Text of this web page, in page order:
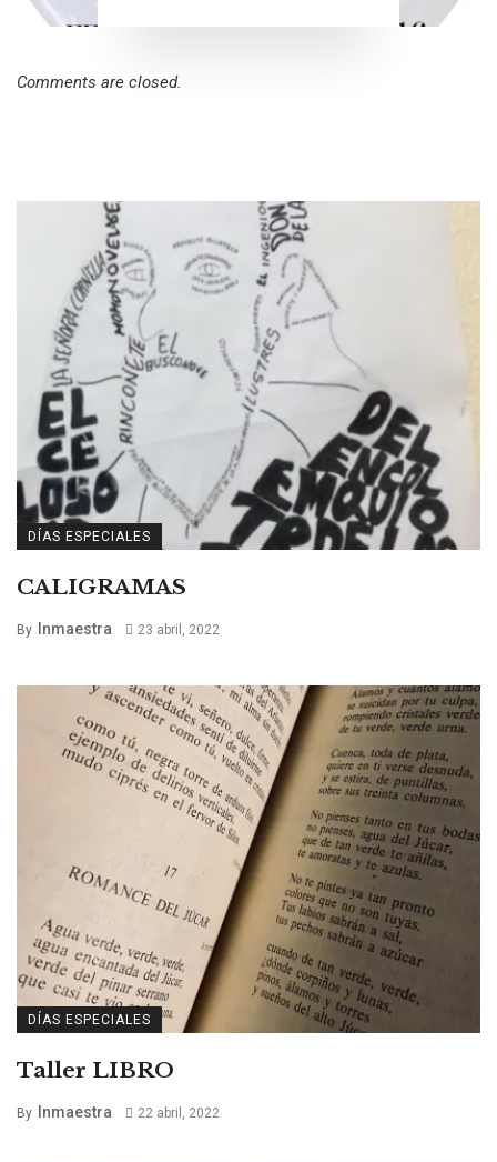
Comments are closed.
DÍAS ESPECIALES
CALIGRAMAS
By Inmaestra 23 abril, 2022
DÍAS ESPECIALES
Taller LIBRO
By Inmaestra 22 abril, 2022